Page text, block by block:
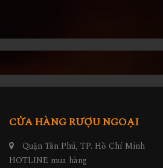
CỬA HÀNG RƯỢU NGOẠI
Quận Tân Phú, TP. Hồ Chí Minh
HOTLINE mua hàng